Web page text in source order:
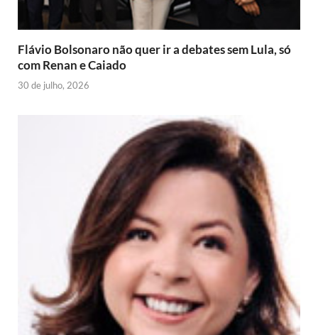
l
y
Flávio Bolsonaro não quer ir a debates sem Lula, só
com Renan e Caiado
30 de julho, 2026